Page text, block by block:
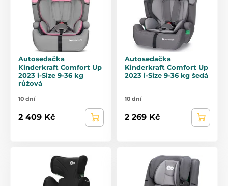
Autosedačka
Kinderkraft Comfort Up
2023 i-Size 9-36 kg
růžová
10 dní
2 409 Kč
Autosedačka
Kinderkraft Comfort Up
2023 i-Size 9-36 kg šedá
10 dní
2 269 Kč